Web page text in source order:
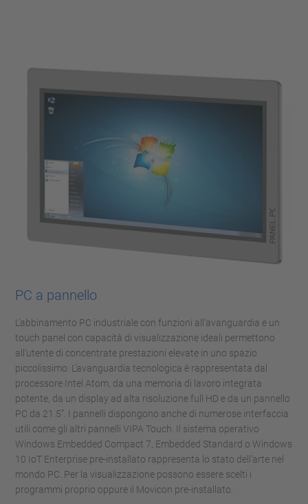
PC a pannello
L’abbinamento PC industriale con funzioni all’avanguardia e un
touch panel con capacità di visualizzazione ideali permettono
all’utente di concentrate prestazioni elevate in uno spazio
piccolissimo. L’avanguardia tecnologica è rappresentata dal
processore Intel Atom, da una memoria di lavoro integrata
potente, da un display ad alta risoluzione full HD e da un pannello
PC da 21.5”. I pannelli dispongono anche di numerose interfaccia
utili come gli altri pannelli VIPA Touch. Il sistema operativo
Windows Embedded Compact 7, Embedded Standard o Windows
10 IoT Enterprise pre-installato rappresenta lo stato dell’arte nel
mondo PC. Per la visualizzazione possono essere scelti i
programmi proprio oppure il Movicon pre-installato.